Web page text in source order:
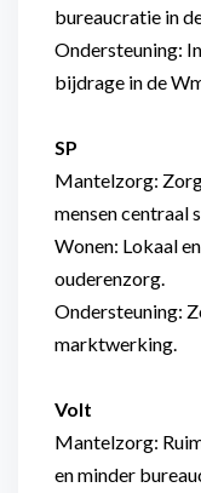
bureaucratie in
Ondersteuning:
bijdrage in de
SP
Mantelzorg:
mensen centraal
Wonen: Lokaal
ouderenzorg.
Ondersteuning:
marktwerking.
Volt
Mantelzorg:
en minder